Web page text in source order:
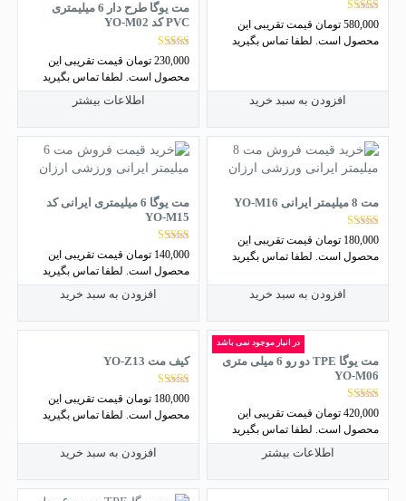
نمره
4.60
از 5
580,000 تومان قیمت تقریبی این
محصول است. لطفا تماس بگیرید
افزودن به سبد خرید
مت یوگا طرح دار 6 میلیمتری
PVC کد YO-M02
نمره
5.00
از 5
230,000 تومان قیمت تقریبی این
محصول است. لطفا تماس بگیرید
اطلاعات بیشتر
مت 8 میلیمتر ایرانی YO-M16
نمره
4.11
از 5
180,000 تومان قیمت تقریبی این
محصول است. لطفا تماس بگیرید
افزودن به سبد خرید
مت یوگا 6 میلیمتری ایرانی کد
YO-M15
نمره
4.00
از 5
140,000 تومان قیمت تقریبی این
محصول است. لطفا تماس بگیرید
افزودن به سبد خرید
در انبار موجود نمی باشد
مت یوگا TPE دو رو 6 میلی متری
YO-M06
نمره
5.00
از 5
420,000 تومان قیمت تقریبی این
محصول است. لطفا تماس بگیرید
اطلاعات بیشتر
کیف مت YO-Z13
نمره
4.40
از 5
180,000 تومان قیمت تقریبی این
محصول است. لطفا تماس بگیرید
افزودن به سبد خرید